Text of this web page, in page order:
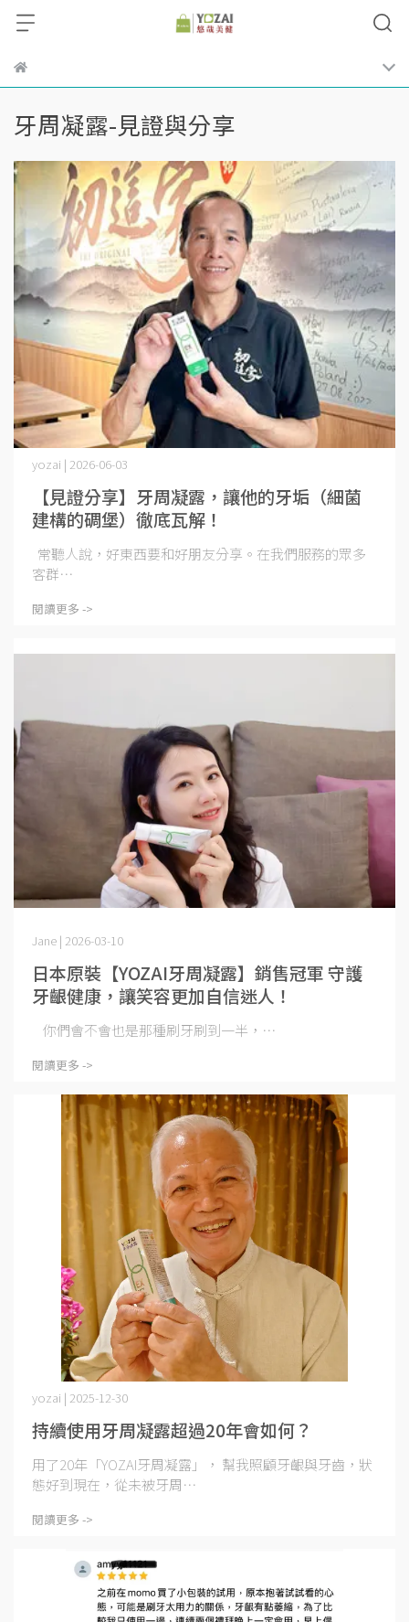
牙周凝露-見證與分享
【見證分享】牙周凝露，讓他的牙垢（細菌
建構的碉堡）徹底瓦解！
yozai | 2026-06-03
常聽人說，好東西要和好朋友分享。在我們服務的眾多
客群⋯
閱讀更多 ->
日本原裝【YOZAI牙周凝露】銷售冠軍 守護
牙齦健康，讓笑容更加自信迷人！
Jane | 2026-03-10
你們會不會也是那種刷牙刷到一半，⋯
閱讀更多 ->
持續使用牙周凝露超過20年會如何？
yozai | 2025-12-30
用了20年「YOZAI牙周凝露」， 幫我照顧牙齦與牙齒，狀
態好到現在，從未被牙周⋯
閱讀更多 ->